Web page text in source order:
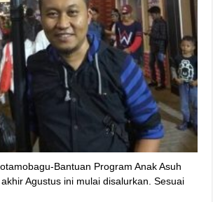
Bantuan Program Anak Asuh
Agustus ini mulai disalurkan. Sesuai